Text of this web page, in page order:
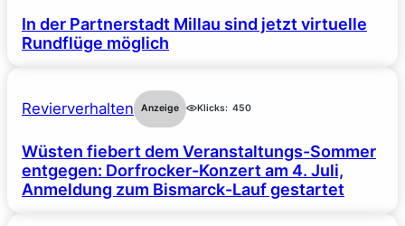
In der Partnerstadt Millau sind jetzt virtuelle
Rundflüge möglich
Revierverhalten Anzeige Klicks: 450
Wüsten fiebert dem Veranstaltungs-Sommer
entgegen: Dorfrocker-Konzert am 4. Juli,
Anmeldung zum Bismarck-Lauf gestartet